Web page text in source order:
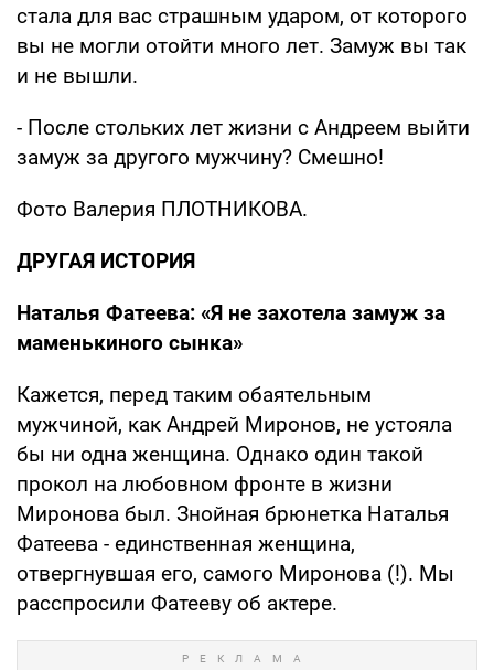
стала для вас страшным ударом, от которого
вы не могли отойти много лет. Замуж вы так
и не вышли.
- После стольких лет жизни с Андреем выйти
замуж за другого мужчину? Смешно!
Фото Валерия ПЛОТНИКОВА.
ДРУГАЯ ИСТОРИЯ
Наталья Фатеева: «Я не захотела замуж за
маменькиного сынка»
Кажется, перед таким обаятельным
мужчиной, как Андрей Миронов, не устояла
бы ни одна женщина. Однако один такой
прокол на любовном фронте в жизни
Миронова был. Знойная брюнетка Наталья
Фатеева - единственная женщина,
отвергнувшая его, самого Миронова (!). Мы
расспросили Фатееву об актере.